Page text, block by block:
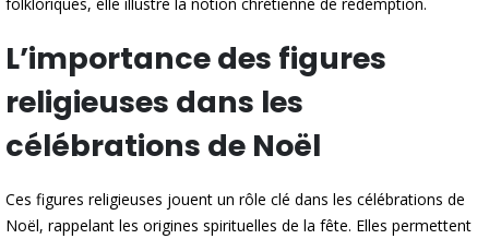
folkloriques, elle illustre la notion chrétienne de rédemption.
L’importance des figures
religieuses dans les
célébrations de Noël
Ces figures religieuses jouent un rôle clé dans les célébrations de
Noël, rappelant les origines spirituelles de la fête. Elles permettent